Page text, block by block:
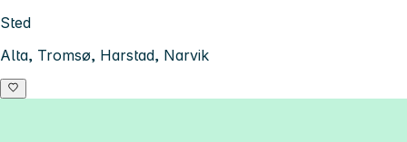
Sted
Alta, Tromsø, Harstad, Narvik